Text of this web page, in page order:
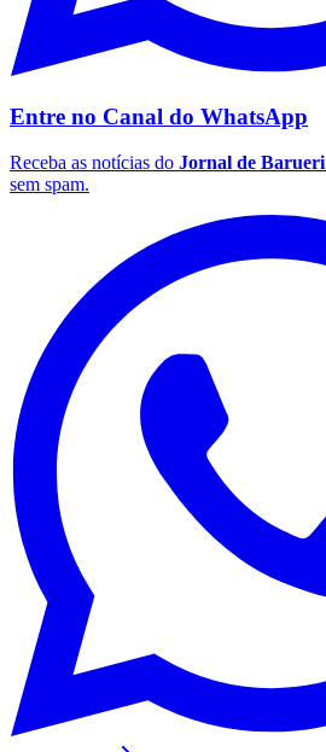
Entre no Canal do WhatsApp
Receba as notícias do Jornal de Barueri
sem spam.